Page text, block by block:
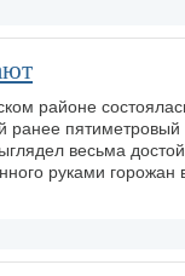
районе
ранее
весьма
руками горожан